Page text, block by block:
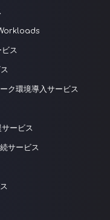
ス
環境導入サービス
ービス
サービス